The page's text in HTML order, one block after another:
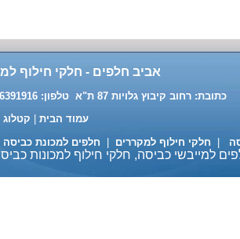
אביב חלפים - חלקי חילוף
כתובת: רחוב קיבוץ גלויות 87 ת"א טלפון: 03-6391916 , 03-6883137 נייד: 0522-684890 דוא"ל:
עמוד הבית
קטלוג
חלקי חילוף למקררים חלפים למכונת כביסה
למייבשי כביסה, חלקי חילוף למכונות